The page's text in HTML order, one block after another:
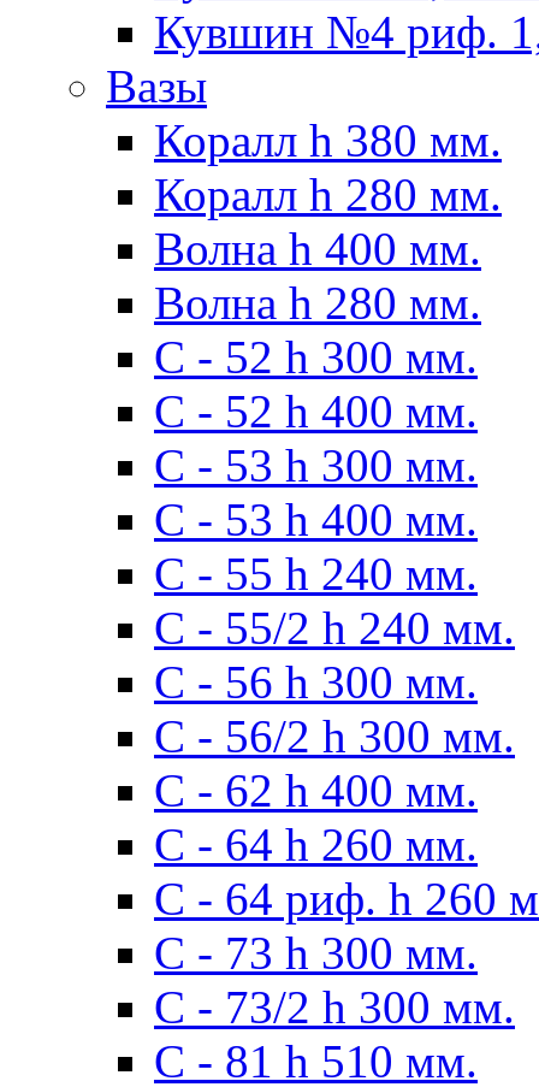
Кувшин №4 риф.
Вазы
Коралл h 380 мм.
Коралл h 280 мм.
Волна h 400 мм.
Волна h 280 мм.
C - 52 h 300 мм.
C - 52 h 400 мм.
С - 53 h 300 мм.
С - 53 h 400 мм.
С - 55 h 240 мм.
С - 55/2 h 240 мм.
С - 56 h 300 мм.
С - 56/2 h 300 мм.
С - 62 h 400 мм.
С - 64 h 260 мм.
С - 64 риф. h 260
С - 73 h 300 мм.
С - 73/2 h 300 мм.
С - 81 h 510 мм.